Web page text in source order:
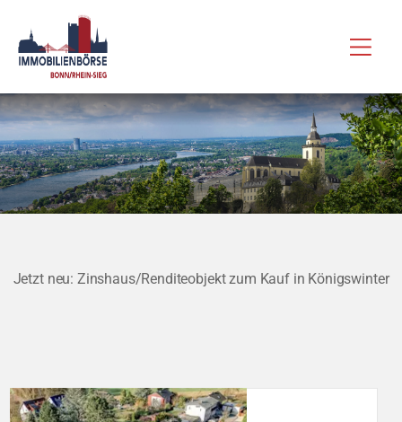
Inhalt
springen
Jetzt neu: Zinshaus/Renditeobjekt zum Kauf in Königswinter